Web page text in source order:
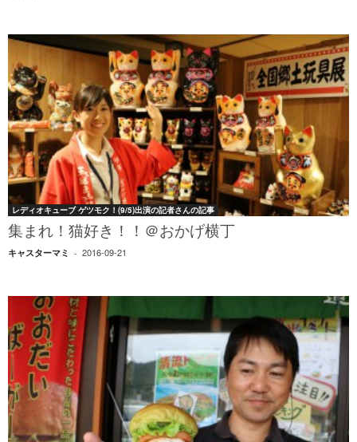
レディオキューブ ゲツモク！(9/5)出演の記者さんの記事
集まれ！猫好き！！＠おかげ横丁
キャスターマミ - 2016-09-21